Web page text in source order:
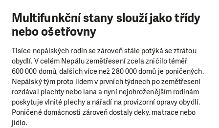
Multifunkční stany slouží jako třídy
nebo ošetřovny
Tisíce nepálských rodin se zároveň stále potýká se ztrátou
obydlí. V celém Nepálu zemětřesení zcela zničilo téměř
600 000 domů, dalších více než 280 000 domů je poničených.
Nepálský tým proto lidem v prvních týdnech po zemětřesení
rozdával plachty nebo lana a nyní nejohroženějším rodinám
poskytuje vlnité plechy a nářadí na provizorní opravy obydlí.
Poničené domácnosti zároveň dostaly deky, matrace nebo
jídlo.